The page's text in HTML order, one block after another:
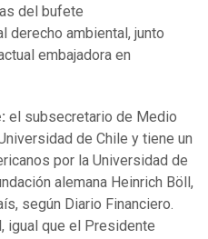
del bufete
derecho ambiental, junto
embajadora en
el subsecretario de Medio
de Chile y tiene un
por la Universidad de
alemana Heinrich Böll,
según Diario Financiero.
igual que el Presidente